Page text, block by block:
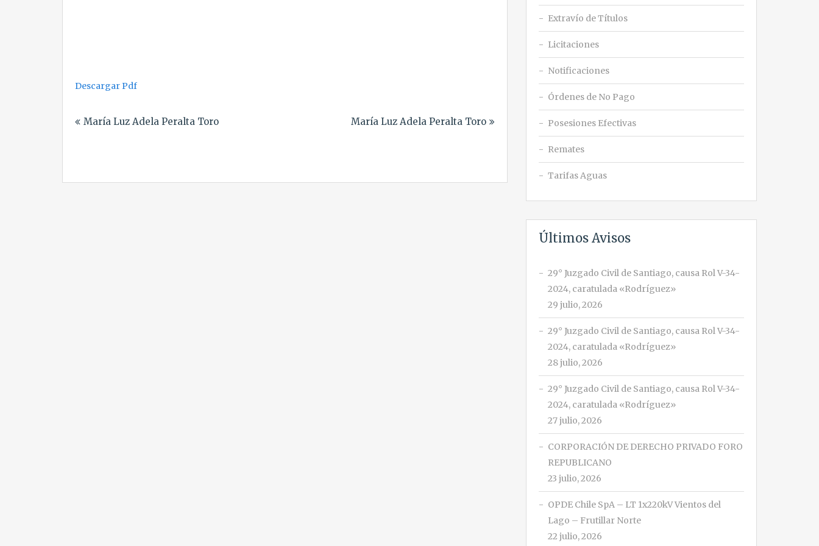
Descargar Pdf
deMaría Luz Adela Peralta Toro María Luz Adela Peralta Toro
Extravío de Títulos
Licitaciones
Notificaciones
Órdenes de No Pago
Posesiones Efectivas
Remates
Tarifas Aguas
Últimos Avisos
29° Juzgado Civil de Santiago, causa Rol V-34-
2024, caratulada «Rodríguez»
29 julio, 2026
29° Juzgado Civil de Santiago, causa Rol V-34-
2024, caratulada «Rodríguez»
28 julio, 2026
29° Juzgado Civil de Santiago, causa Rol V-34-
2024, caratulada «Rodríguez»
27 julio, 2026
CORPORACIÓN DE DERECHO PRIVADO FORO
REPUBLICANO
23 julio, 2026
OPDE Chile SpA – LT 1x220kV Vientos del
Lago – Frutillar Norte
22 julio, 2026